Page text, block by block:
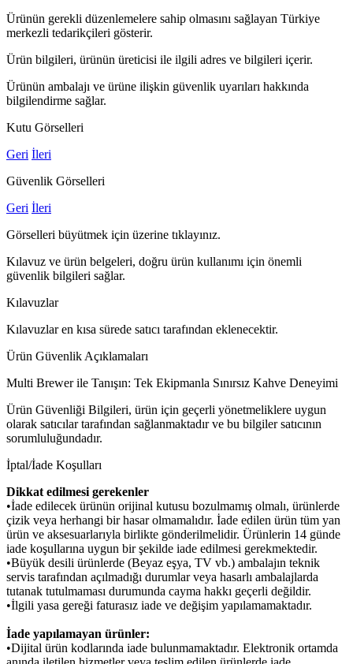
Ürünün gerekli düzenlemelere sahip olmasını sağlayan Türkiye
merkezli tedarikçileri gösterir.
Ürün bilgileri, ürünün üreticisi ile ilgili adres ve bilgileri içerir.
Ürünün ambalajı ve ürüne ilişkin güvenlik uyarıları hakkında
bilgilendirme sağlar.
Kutu Görselleri
Geri İleri
Güvenlik Görselleri
Geri İleri
Görselleri büyütmek için üzerine tıklayınız.
Kılavuz ve ürün belgeleri, doğru ürün kullanımı için önemli
güvenlik bilgileri sağlar.
Kılavuzlar
Kılavuzlar en kısa sürede satıcı tarafından eklenecektir.
Ürün Güvenlik Açıklamaları
Multi Brewer ile Tanışın: Tek Ekipmanla Sınırsız Kahve Deneyimi
Ürün Güvenliği Bilgileri, ürün için geçerli yönetmeliklere uygun
olarak satıcılar tarafından sağlanmaktadır ve bu bilgiler satıcının
sorumluluğundadır.
İptal/İade Koşulları
Dikkat edilmesi gerekenler
•İade edilecek ürünün orijinal kutusu bozulmamış olmalı, ürünlerde
çizik veya herhangi bir hasar olmamalıdır. İade edilen ürün tüm yan
ürün ve aksesuarlarıyla birlikte gönderilmelidir. Ürünlerin 14 günde
iade koşullarına uygun bir şekilde iade edilmesi gerekmektedir.
•Büyük desili ürünlerde (Beyaz eşya, TV vb.) ambalajın teknik
servis tarafından açılmadığı durumlar veya hasarlı ambalajlarda
tutanak tutulmaması durumunda cayma hakkı geçerli değildir.
•İlgili yasa gereği faturasız iade ve değişim yapılamamaktadır.
İade yapılamayan ürünler:
•Dijital ürün kodlarında iade bulunmamaktadır. Elektronik ortamda